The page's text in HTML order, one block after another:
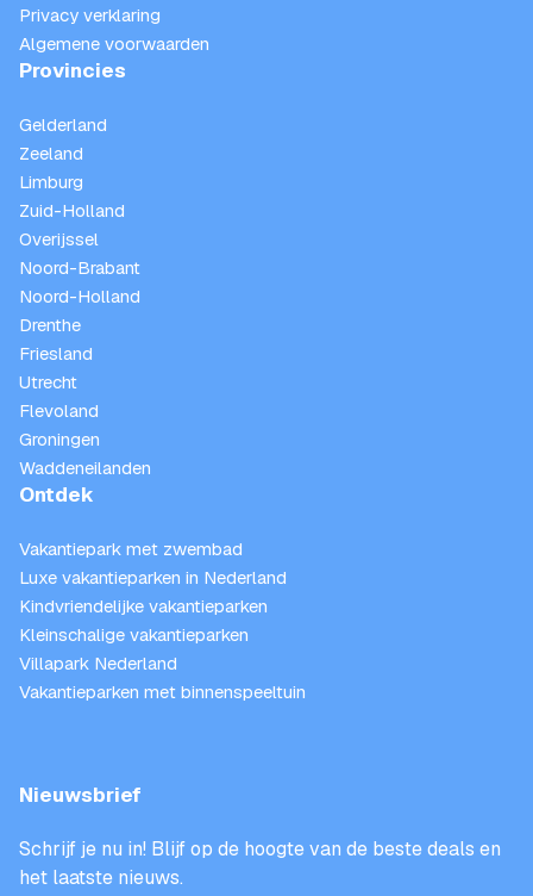
Privacy verklaring
Algemene voorwaarden
Provincies
Gelderland
Zeeland
Limburg
Zuid-Holland
Overijssel
Noord-Brabant
Noord-Holland
Drenthe
Friesland
Utrecht
Flevoland
Groningen
Waddeneilanden
Ontdek
Vakantiepark met zwembad
Luxe vakantieparken in Nederland
Kindvriendelijke vakantieparken
Kleinschalige vakantieparken
Villapark Nederland
Vakantieparken met binnenspeeltuin
Nieuwsbrief
Schrijf je nu in! Blijf op de hoogte van de beste deals en
het laatste nieuws.